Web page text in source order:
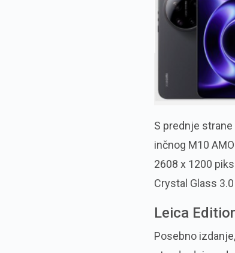
S prednje
inčnog M10
2608 x 1200
Crystal Glass
Leica
Posebno